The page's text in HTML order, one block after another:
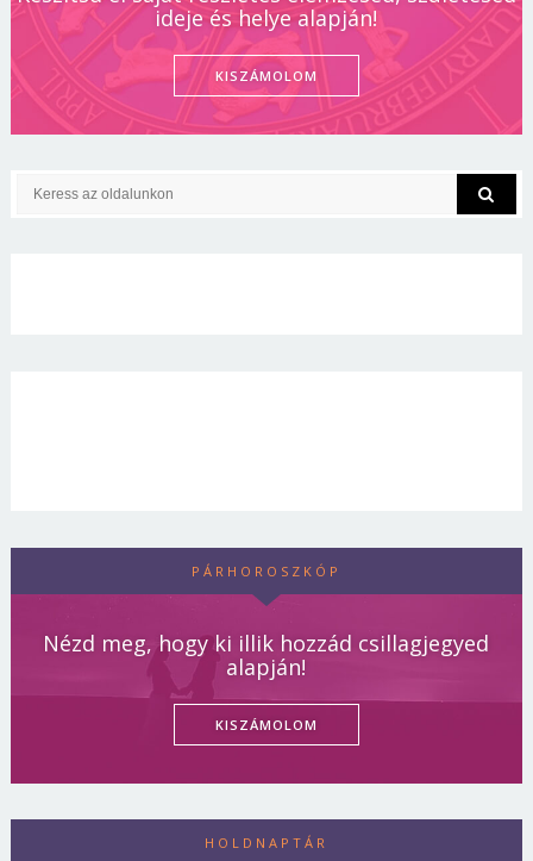
ideje és helye alapján!
KISZÁMOLOM
PÁRHOROSZKÓP
Nézd meg, hogy ki illik hozzád csillagjegyed
alapján!
KISZÁMOLOM
HOLDNAPTÁR